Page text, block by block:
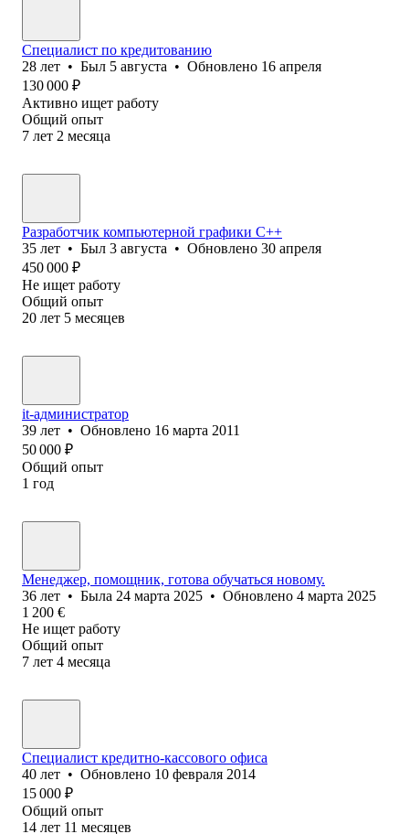
Специалист по кредитованию
28 лет • Был 5 августа • Обновлено 16 апреля
130 000 ₽
Активно ищет работу
Общий опыт
7 лет 2 месяца
Разработчик компьютерной графики С++
35 лет • Был 3 августа • Обновлено 30 апреля
450 000 ₽
Не ищет работу
Общий опыт
20 лет 5 месяцев
it-администратор
39 лет • Обновлено 16 марта 2011
50 000 ₽
Общий опыт
1 год
Менеджер, помощник, готова обучаться новому.
36 лет • Была 24 марта 2025 • Обновлено 4 марта 2025
1 200 €
Не ищет работу
Общий опыт
7 лет 4 месяца
Специалист кредитно-кассового офиса
40 лет • Обновлено 10 февраля 2014
15 000 ₽
Общий опыт
14 лет 11 месяцев